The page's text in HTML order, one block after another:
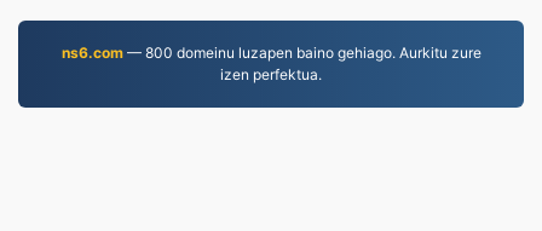
ns6.com— 800 domeinu luzapen baino gehiago. Aurkitu zure
izen perfektua.